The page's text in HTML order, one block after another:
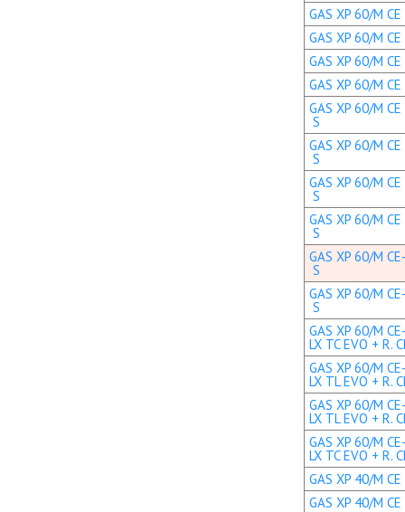
GAS XP 60/M
GAS XP 60/M
GAS XP 60/M
GAS XP 60/M
GAS XP 60/M
S
GAS XP 60/M
S
GAS XP 60/M
S
GAS XP 60/M
S
GAS XP 60/M
S
GAS XP 60/M
S
GAS XP 60/M
LX TC EVO + R.
GAS XP 60/M
LX TL EVO + R.
GAS XP 60/M
LX TL EVO + R.
GAS XP 60/M
LX TC EVO + R.
GAS XP 40/M CE
GAS XP 40/M